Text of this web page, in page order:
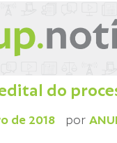
do
de 2018 por